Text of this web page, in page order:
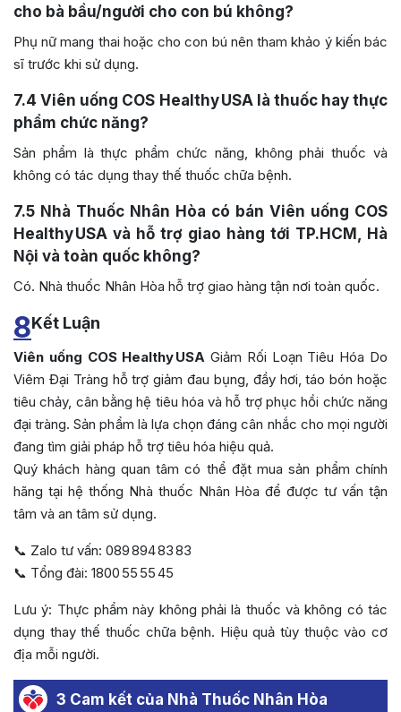
cho bà bầu/người cho con bú không?
Phụ nữ mang thai hoặc cho con bú nên tham khảo ý kiến bác
sĩ trước khi sử dụng.
7.4 Viên uống COS Healthy USA là thuốc hay thực
phẩm chức năng?
Sản phẩm là thực phẩm chức năng, không phải thuốc và
không có tác dụng thay thế thuốc chữa bệnh.
7.5 Nhà Thuốc Nhân Hòa có bán Viên uống COS
Healthy USA và hỗ trợ giao hàng tới TP.HCM, Hà
Nội và toàn quốc không?
Có. Nhà thuốc Nhân Hòa hỗ trợ giao hàng tận nơi toàn quốc.
8Kết Luận
Viên uống COS Healthy USA Giảm Rối Loạn Tiêu Hóa Do
Viêm Đại Tràng hỗ trợ giảm đau bụng, đầy hơi, táo bón hoặc
tiêu chảy, cân bằng hệ tiêu hóa và hỗ trợ phục hồi chức năng
đại tràng. Sản phẩm là lựa chọn đáng cân nhắc cho mọi người
đang tìm giải pháp hỗ trợ tiêu hóa hiệu quả.
Quý khách hàng quan tâm có thể đặt mua sản phẩm chính
hãng tại hệ thống Nhà thuốc Nhân Hòa để được tư vấn tận
tâm và an tâm sử dụng.
📞 Zalo tư vấn: 089 894 83 83
📞 Tổng đài: 1800 55 55 45
Lưu ý: Thực phẩm này không phải là thuốc và không có tác
dụng thay thế thuốc chữa bệnh. Hiệu quả tùy thuộc vào cơ
địa mỗi người.
3 Cam kết của Nhà Thuốc Nhân Hòa